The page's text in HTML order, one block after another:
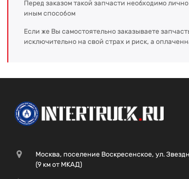
Перед заказом такой запчасти необходимо
иным способом
Если же Вы самостоятельно заказываете
исключительно на свой страх и риск, а
Москва, поселение Воскресенское, ул.
(9 км от МКАД)